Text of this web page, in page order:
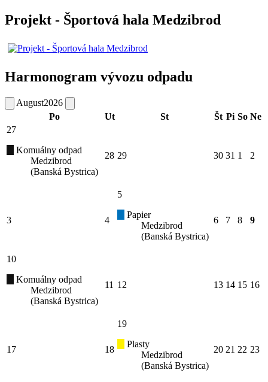
Projekt - Športová hala Medzibrod
Harmonogram vývozu odpadu
August2026
Po
Ut St Št Pi So Ne
27
Komuálny odpad
Medzibrod
(Banská Bystrica)
28 29 30 31 1 2
3 4
5
Papier
Medzibrod
(Banská Bystrica)
6 7 8 9
10
Komuálny odpad
Medzibrod
(Banská Bystrica)
11 12 13 14 15 16
17 18
19
Plasty
Medzibrod
(Banská Bystrica)
20 21 22 23